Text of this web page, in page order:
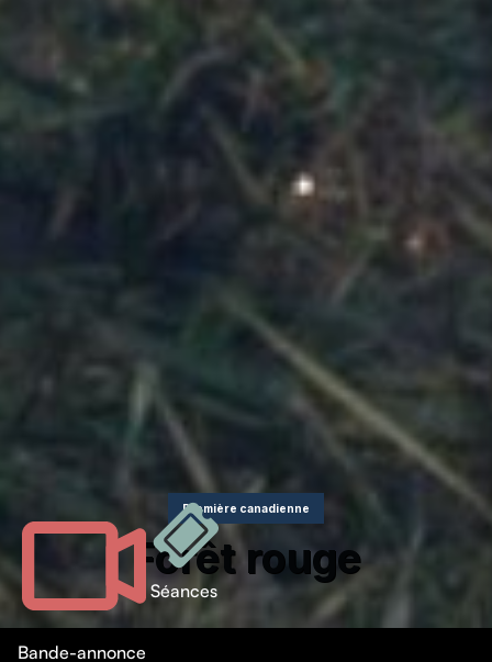
Première canadienne
Forêt rouge
Bande-annonce
Séances